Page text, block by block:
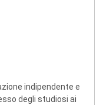
indipendente e
degli studiosi ai